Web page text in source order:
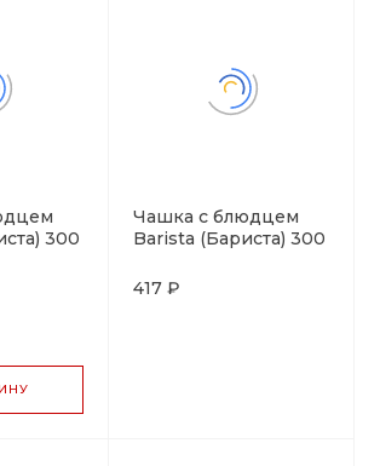
300
Чашка с блюдцем
Barista (Бариста) 300
417 ₽